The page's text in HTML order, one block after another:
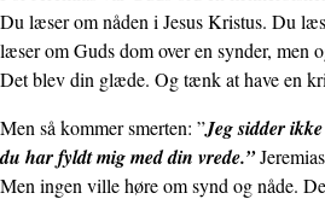
Du læser om nåden i Jesus Kristus. Du
læser om Guds dom over en synder, men
Det blev din glæde. Og tænk at have en
Men så kommer smerten: ”Jeg sidder
du har fyldt mig med din vrede.”
Men ingen ville høre om synd og nåde.